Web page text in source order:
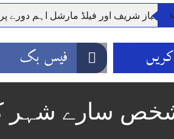
شہباز شریف اور فیلڈ مارشل اہم دورے
نامی شہری کا شناختی کارڈ بلاک،عدالت
راولپنڈی کیپٹن(ر) ندیم ناصر کا دورہء
لینڈ سلائیڈنگ اور کوٹلی ستیاں کے
کیپٹنعاصم طارق مکمل فوجی اعزاز کے
فیس بک
سارے شہر